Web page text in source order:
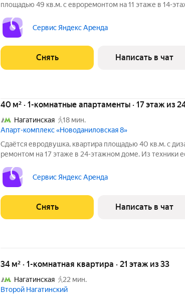
площадью 49 кв.м. с евроремонтом на 11 этаже в 14-
Холодильник Посудомоечная машина Кондиционер Бойлер
Микроволновка Дом -
Сервис Яндекс Аренда
Снять Написать в чат
40 м² · 1-комнатные апартаменты · 17 этаж из
Нагатинская
18 мин.
Апарт-комплекс «Новоданиловская 8»
Сдаётся евродвушка, квартира площадью 40 кв.м. с
ремонтом на 17 этаже в 24-этажном доме. Из техники
машина Кондиционер Телевизор По договоренности с
собственником,
Сервис Яндекс Аренда
Снять Написать в чат
34 м² · 1-комнатная квартира · 21 этаж из 33
Нагатинская
22 мин.
Второй Нагатинский